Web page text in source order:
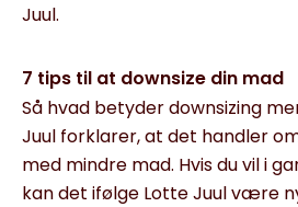
Juul.
7 tips til at downsize din mad
Så hvad betyder downsizing
Juul forklarer, at det handler
med mindre mad. Hvis du vil i
kan det ifølge Lotte Juul være